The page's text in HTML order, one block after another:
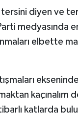
tersini diyen ve
medyasında
elbette
kaçınalım
katlarda